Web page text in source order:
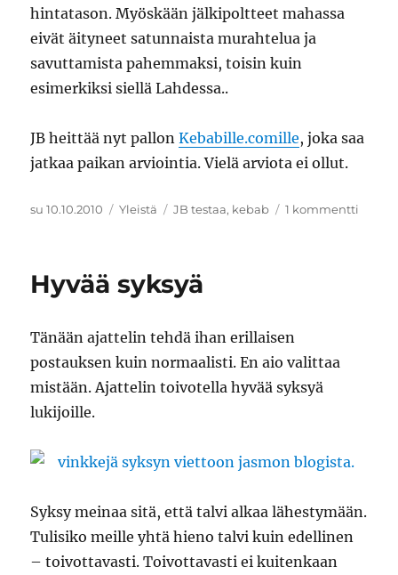
hintatason. Myöskään jälkipoltteet mahassa
eivät äityneet satunnaista murahtelua ja
savuttamista pahemmaksi, toisin kuin
esimerkiksi siellä Lahdessa..
JB heittää nyt pallonKebabille.comille, joka saa
jatkaa paikan arviointia. Vielä arviota ei ollut.
Julkaistu
su 10.10.2010 Kategoriat
Yleistä Avainsanat
JB testaa, kebab 1 kommentti
Hyvää syksyä
Tänään ajattelin tehdä ihan erillaisen
postauksen kuin normaalisti. En aio valittaa
mistään. Ajattelin toivotella hyvää syksyä
lukijoille.
Syksy meinaa sitä, että talvi alkaa lähestymään.
Tulisiko meille yhtä hieno talvi kuin edellinen
– toivottavasti. Toivottavasti ei kuitenkaan